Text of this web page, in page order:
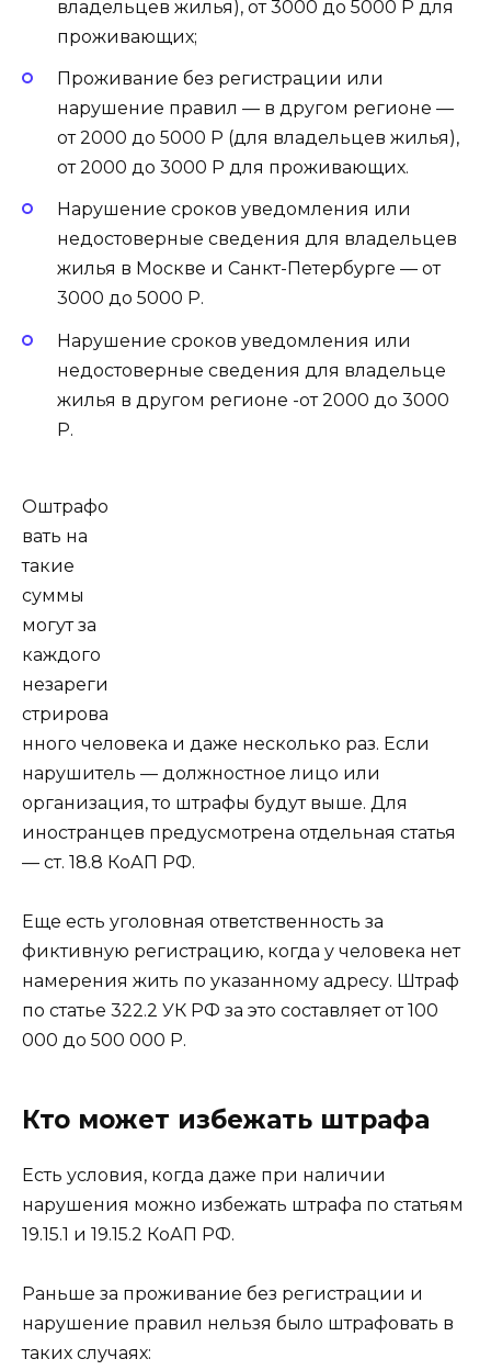
владельцев жилья), от 3000 до 5000 Р для
проживающих;
Проживание без регистрации или
нарушение правил — в другом регионе —
от 2000 до 5000 Р (для владельцев жилья),
от 2000 до 3000 Р для проживающих.
Нарушение сроков уведомления или
недостоверные сведения для владельцев
жилья в Москве и Санкт-Петербурге — от
3000 до 5000 Р.
Нарушение сроков уведомления или
недостоверные сведения для владельце
жилья в другом регионе -от 2000 до 3000
Р.
Оштрафо
вать на
такие
суммы
могут за
каждого
незареги
стрирова
нного человека и даже несколько раз. Если
нарушитель — должностное лицо или
организация, то штрафы будут выше. Для
иностранцев предусмотрена отдельная статья
— ст. 18.8 КоАП РФ.
Еще есть уголовная ответственность за
фиктивную регистрацию, когда у человека нет
намерения жить по указанному адресу. Штраф
по статье 322.2 УК РФ за это составляет от 100
000 до 500 000 Р.
Кто может избежать штрафа
Есть условия, когда даже при наличии
нарушения можно избежать штрафа по статьям
19.15.1 и 19.15.2 КоАП РФ.
Раньше за проживание без регистрации и
нарушение правил нельзя было штрафовать в
таких случаях: